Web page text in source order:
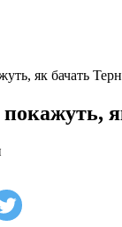
як бачать